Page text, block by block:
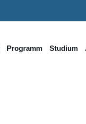
Programm Studium